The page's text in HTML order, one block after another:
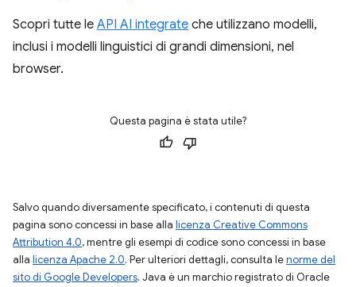
Scopri tutte le API AI integrate che utilizzano modelli,
inclusi i modelli linguistici di grandi dimensioni, nel
browser.
Questa pagina è stata utile?
Salvo quando diversamente specificato, i contenuti di questa
pagina sono concessi in base alla licenza Creative Commons
Attribution 4.0, mentre gli esempi di codice sono concessi in base
alla licenza Apache 2.0. Per ulteriori dettagli, consulta lenorme del
sito di Google Developers. Java è un marchio registrato di Oracle